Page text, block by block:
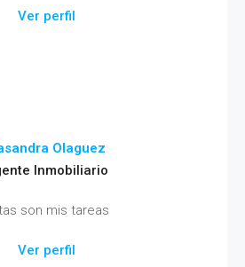
Ver perfil
Olaguez
Inmobiliario
son mis tareas
Ver perfil